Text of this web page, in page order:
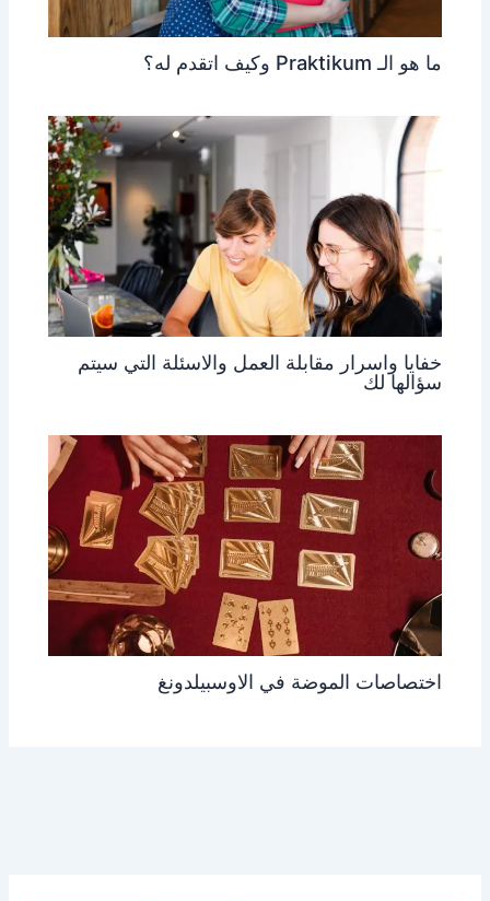
ما هو الـ Praktikum وكيف اتقدم له؟
خفايا واسرار مقابلة العمل والاسئلة التي سيتم
سؤالها لك
اختصاصات الموضة في الاوسبيلدونغ